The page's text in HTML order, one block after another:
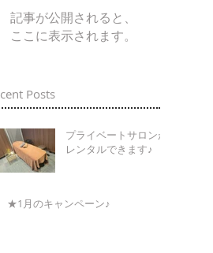
記事が公開されると、
ここに表示されます。
Posts
プライベートサロンが
レンタルできます♪
★1月のキャンペーン♪